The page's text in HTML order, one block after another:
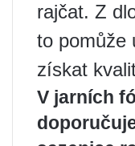
rajčat. Z
to pomůže
získat
V jarních